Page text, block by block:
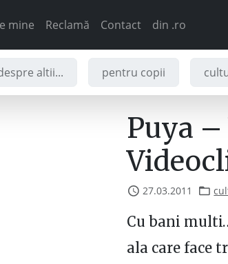
mine Reclamă Contact din .ro
altii... pentru copii
Puya
27.03.2011
Cu bani
ala care face